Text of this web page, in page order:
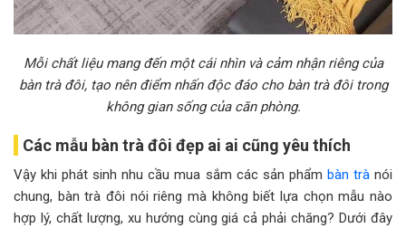
Mỗi chất liệu mang đến một cái nhìn và cảm nhận riêng của
bàn trà đôi, tạo nên điểm nhấn độc đáo cho bàn trà đôi trong
không gian sống của căn phòng.
Các mẫu bàn trà đôi đẹp ai ai cũng yêu thích
Vậy khi phát sinh nhu cầu mua sắm các sản phẩm bàn trànói
chung, bàn trà đôi nói riêng mà không biết lựa chọn mẫu nào
hợp lý, chất lượng, xu hướng cùng giá cả phải chăng? Dưới đây